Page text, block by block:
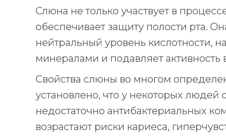
Слюна не только участвует в
обеспечивает защиту полости рта.
нейтральный уровень кислотности,
минералами и подавляет
Свойства слюны во многом
установлено, что у некоторых
недостаточно антибактериальных
возрастают риски кариеса,